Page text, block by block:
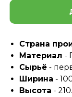
Страна
Материал -
Сырьё -
Ширина -
Высота -